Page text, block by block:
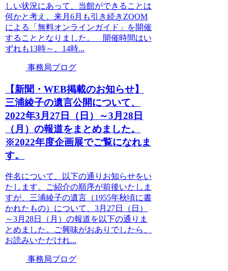
しい状況にあって、当館ができることは
何かと考え、来月6月も引き続きZOOM
による「無料オンラインガイド」を開催
することとなりました。 開催時間はい
ずれも13時～、14時...
事務局ブログ
【新聞・WEB掲載のお知らせ】
三浦綾子の遺言公開について、
2022年3月27日（日）～3月28日
（月）の報道をまとめました。
※2022年度企画展でご覧になれま
す。
件名について、以下の通りお知らせをい
たします。ご紹介の順序が前後いたしま
すが、三浦綾子の遺言（1955年秋頃に書
かれたもの）について、3月27日（日）
～3月28日（月）の報道を以下の通りま
とめました。ご興味がおありでしたら、
お読みいただけれ...
事務局ブログ